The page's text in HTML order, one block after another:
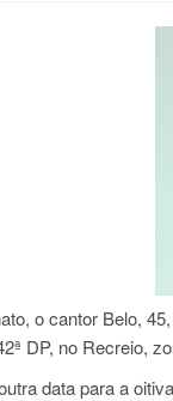
o cantor Belo,
DP, no Recreio,
data para a